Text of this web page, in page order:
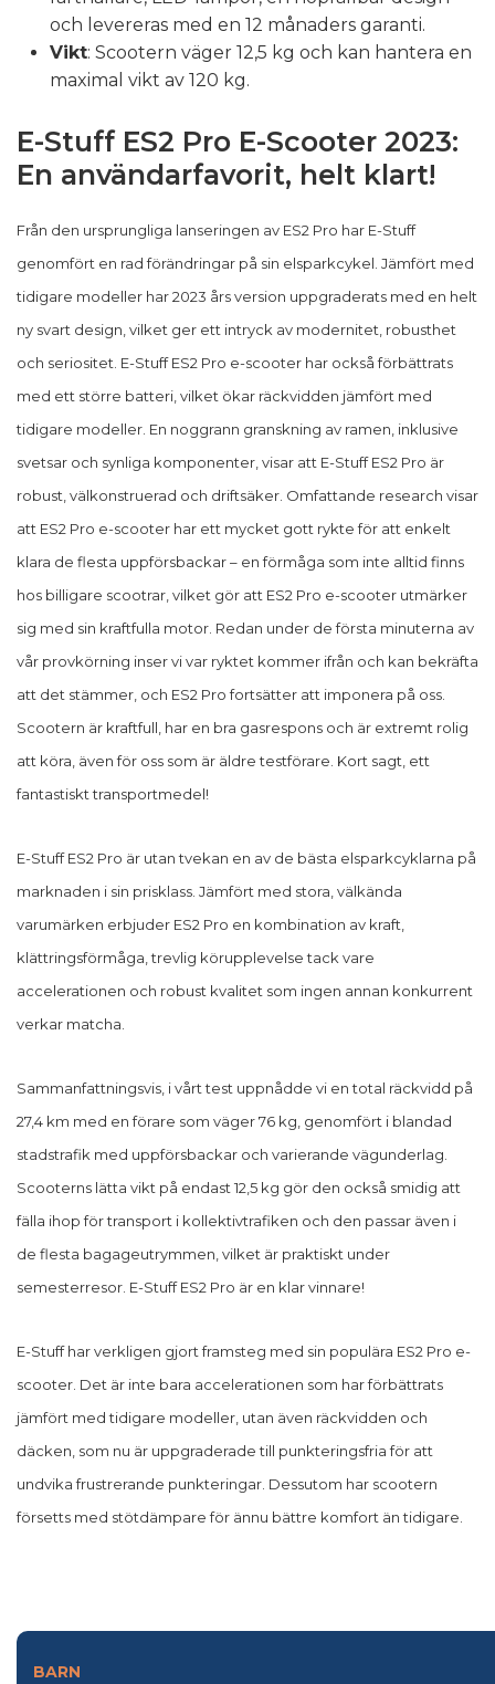
och levereras med en 12 månaders garanti.
Vikt: Scootern väger 12,5 kg och kan hantera en
maximal vikt av 120 kg​​.
E-Stuff ES2 Pro E-Scooter 2023:
En användarfavorit, helt klart!
Från den ursprungliga lanseringen av ES2 Pro har E-Stuff
genomfört en rad förändringar på sin elsparkcykel. Jämfört med
tidigare modeller har 2023 års version uppgraderats med en helt
ny svart design, vilket ger ett intryck av modernitet, robusthet
och seriositet. E-Stuff ES2 Pro e-scooter har också förbättrats
med ett större batteri, vilket ökar räckvidden jämfört med
tidigare modeller. En noggrann granskning av ramen, inklusive
svetsar och synliga komponenter, visar att E-Stuff ES2 Pro är
robust, välkonstruerad och driftsäker. Omfattande research visar
att ES2 Pro e-scooter har ett mycket gott rykte för att enkelt
klara de flesta uppförsbackar – en förmåga som inte alltid finns
hos billigare scootrar, vilket gör att ES2 Pro e-scooter utmärker
sig med sin kraftfulla motor. Redan under de första minuterna av
vår provkörning inser vi var ryktet kommer ifrån och kan bekräfta
att det stämmer, och ES2 Pro fortsätter att imponera på oss.
Scootern är kraftfull, har en bra gasrespons och är extremt rolig
att köra, även för oss som är äldre testförare. Kort sagt, ett
fantastiskt transportmedel!
E-Stuff ES2 Pro är utan tvekan en av de bästa elsparkcyklarna på
marknaden i sin prisklass. Jämfört med stora, välkända
varumärken erbjuder ES2 Pro en kombination av kraft,
klättringsförmåga, trevlig körupplevelse tack vare
accelerationen och robust kvalitet som ingen annan konkurrent
verkar matcha.
Sammanfattningsvis, i vårt test uppnådde vi en total räckvidd på
27,4 km med en förare som väger 76 kg, genomfört i blandad
stadstrafik med uppförsbackar och varierande vägunderlag.
Scooterns lätta vikt på endast 12,5 kg gör den också smidig att
fälla ihop för transport i kollektivtrafiken och den passar även i
de flesta bagageutrymmen, vilket är praktiskt under
semesterresor. E-Stuff ES2 Pro är en klar vinnare!
E-Stuff har verkligen gjort framsteg med sin populära ES2 Pro e-
scooter. Det är inte bara accelerationen som har förbättrats
jämfört med tidigare modeller, utan även räckvidden och
däcken, som nu är uppgraderade till punkteringsfria för att
undvika frustrerande punkteringar. Dessutom har scootern
försetts med stötdämpare för ännu bättre komfort än tidigare.
BARN